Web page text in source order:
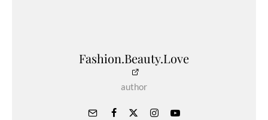
Fashion.Beauty.Love
author